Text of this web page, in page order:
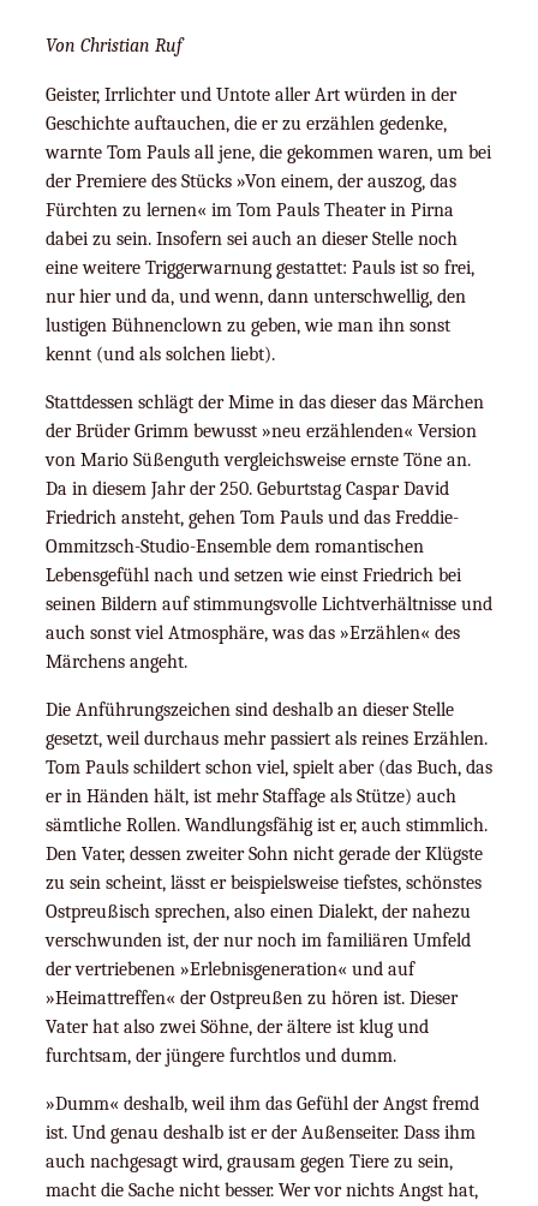
Von Christian Ruf
Geister, Irrlichter und Untote aller Art würden in der
Geschichte auftauchen, die er zu erzählen gedenke,
warnte Tom Pauls all jene, die gekommen waren, um bei
der Premiere des Stücks »Von einem, der auszog, das
Fürchten zu lernen« im Tom Pauls Theater in Pirna
dabei zu sein. Insofern sei auch an dieser Stelle noch
eine weitere Triggerwarnung gestattet: Pauls ist so frei,
nur hier und da, und wenn, dann unterschwellig, den
lustigen Bühnenclown zu geben, wie man ihn sonst
kennt (und als solchen liebt).
Stattdessen schlägt der Mime in das dieser das Märchen
der Brüder Grimm bewusst »neu erzählenden« Version
von Mario Süßenguth vergleichsweise ernste Töne an.
Da in diesem Jahr der 250. Geburtstag Caspar David
Friedrich ansteht, gehen Tom Pauls und das Freddie-
Ommitzsch-Studio-Ensemble dem romantischen
Lebensgefühl nach und setzen wie einst Friedrich bei
seinen Bildern auf stimmungsvolle Lichtverhältnisse und
auch sonst viel Atmosphäre, was das »Erzählen« des
Märchens angeht.
Die Anführungszeichen sind deshalb an dieser Stelle
gesetzt, weil durchaus mehr passiert als reines Erzählen.
Tom Pauls schildert schon viel, spielt aber (das Buch, das
er in Händen hält, ist mehr Staffage als Stütze) auch
sämtliche Rollen. Wandlungsfähig ist er, auch stimmlich.
Den Vater, dessen zweiter Sohn nicht gerade der Klügste
zu sein scheint, lässt er beispielsweise tiefstes, schönstes
Ostpreußisch sprechen, also einen Dialekt, der nahezu
verschwunden ist, der nur noch im familiären Umfeld
der vertriebenen »Erlebnisgeneration« und auf
»Heimattreffen« der Ostpreußen zu hören ist. Dieser
Vater hat also zwei Söhne, der ältere ist klug und
furchtsam, der jüngere furchtlos und dumm.
»Dumm« deshalb, weil ihm das Gefühl der Angst fremd
ist. Und genau deshalb ist er der Außenseiter. Dass ihm
auch nachgesagt wird, grausam gegen Tiere zu sein,
macht die Sache nicht besser. Wer vor nichts Angst hat,